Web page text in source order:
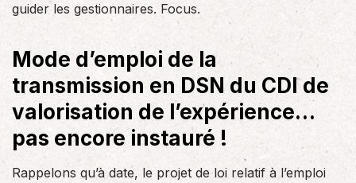
guider les gestionnaires. Focus.
Mode d’emploi de la
transmission en DSN du CDI de
valorisation de l’expérience…
pas encore instauré !
Rappelons qu’à date, le projet de loi relatif à l’emploi